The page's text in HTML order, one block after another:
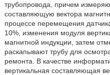
трубопровода, причем
составляющую вектора
процессе перемещения
10%, изменения модуля
магнитной индукции, затем
раскапывают трубу для
ремонта. В качестве
вертикальная составляющая